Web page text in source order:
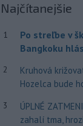
Najčítanejšie
1
Po streľbe v
Bangkoku
2
Kruhová
Hozelca bude
3
ÚPLNÉ
zahalí tma,